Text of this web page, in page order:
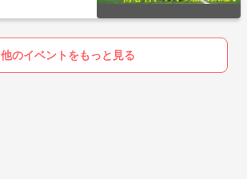
他のイベントをもっと見る